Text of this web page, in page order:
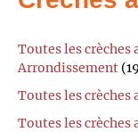
Toutes les crèches
Arrondissement
Toutes les
Toutes les